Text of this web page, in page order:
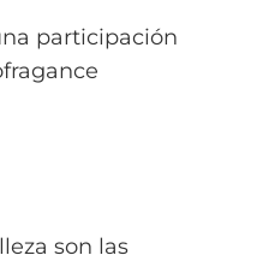
participación
son las